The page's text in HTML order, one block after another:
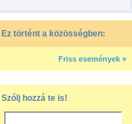
Ez történt a közösségben:
Friss események »
Szólj hozzá te is!